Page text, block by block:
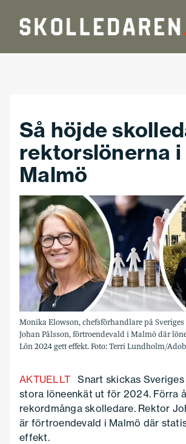
Så höjde
rektorslönerna i
Malmö
Monika Elowson, chefsförhandlare på Sveriges
Johan Pålsson, förtroendevald i Malmö där
Lön 2024 gett effekt. Foto: Terri Lundholm/
AKTUELLT Snart skickas
stora löneenkät ut för 2024. Förra
rekordmånga skolledare. Rektor
är förtroendevald i Malmö där
effekt.